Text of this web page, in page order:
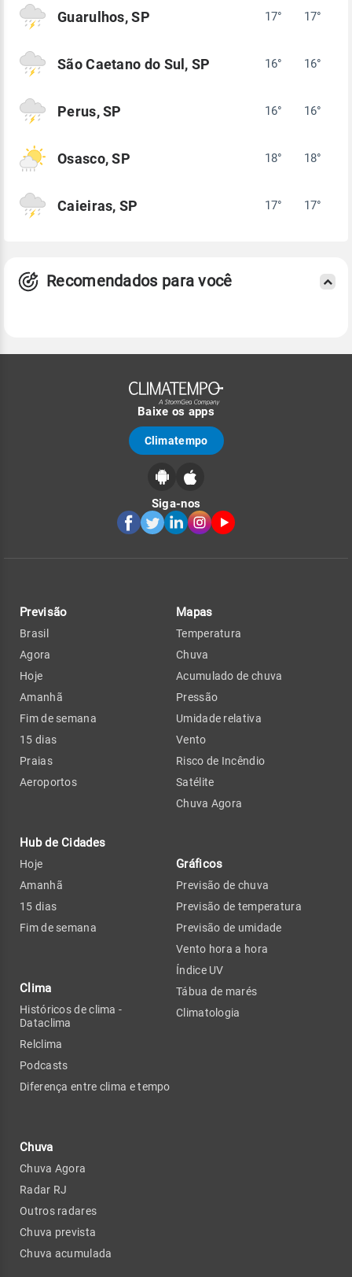
Guarulhos, SP 17° 17°
São Caetano do Sul, SP 16° 16°
Perus, SP 16° 16°
Osasco, SP 18° 18°
Caieiras, SP 17° 17°
Recomendados para você
Baixe os apps
Climatempo
Siga-nos
Previsão
Brasil
Agora
Hoje
Amanhã
Fim de semana
15 dias
Praias
Aeroportos
Hub de Cidades
Hoje
Amanhã
15 dias
Fim de semana
Clima
Históricos de clima -
Dataclima
Relclima
Podcasts
Diferença entre clima e tempo
Chuva
Chuva Agora
Radar RJ
Outros radares
Chuva prevista
Chuva acumulada
Mapas
Temperatura
Chuva
Acumulado de chuva
Pressão
Umidade relativa
Vento
Risco de Incêndio
Satélite
Chuva Agora
Gráficos
Previsão de chuva
Previsão de temperatura
Previsão de umidade
Vento hora a hora
Índice UV
Tábua de marés
Climatologia